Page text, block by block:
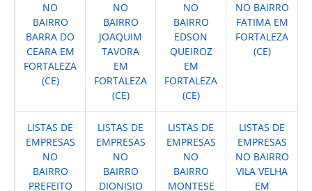
NO
BAIRRO
BARRA DO
CEARA EM
FORTALEZA
(CE)
NO
BAIRRO
JOAQUIM
TAVORA
EM
FORTALEZA
(CE)
NO
BAIRRO
EDSON
QUEIROZ
EM
FORTALEZA
(CE)
NO BAIRRO
FATIMA EM
FORTALEZA
(CE)
LISTAS DE
EMPRESAS
NO
BAIRRO
PREFEITO
LISTAS DE
EMPRESAS
NO
BAIRRO
DIONISIO
LISTAS DE
EMPRESAS
NO
BAIRRO
MONTESE
LISTAS DE
EMPRESAS
NO BAIRRO
VILA VELHA
EM